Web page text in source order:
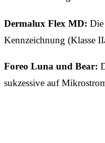
Dermalux Flex MD: Die
Kennzeichnung (Klasse
Foreo Luna und Bear:
sukzessive auf